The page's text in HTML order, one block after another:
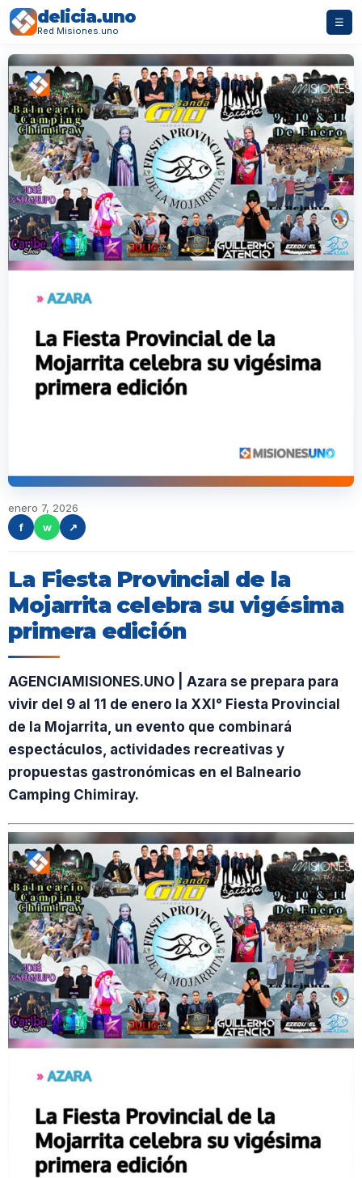
delicia.uno
Red Misiones.uno
☰
enero 7, 2026
f
w ↗
La Fiesta Provincial de la
Mojarrita celebra su vigésima
primera edición
AGENCIAMISIONES.UNO | Azara se prepara para
vivir del 9 al 11 de enero la XXI° Fiesta Provincial
de la Mojarrita, un evento que combinará
espectáculos, actividades recreativas y
propuestas gastronómicas en el Balneario
Camping Chimiray.